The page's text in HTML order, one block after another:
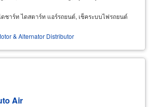
ชาร์ท ไดสตาร์ท แอร์รถยนต์, เช็คระบบไฟรถยนต์
& Alternator Distributor
Air